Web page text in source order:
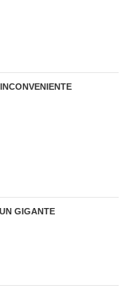
GIGANTE